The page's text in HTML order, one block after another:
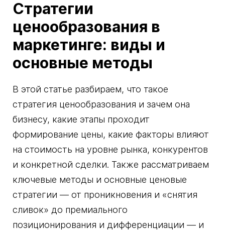
Стратегии
ценообразования в
маркетинге: виды и
основные методы
В этой статье разбираем, что такое
стратегия ценообразования и зачем она
бизнесу, какие этапы проходит
формирование цены, какие факторы влияют
на стоимость на уровне рынка, конкурентов
и конкретной сделки. Также рассматриваем
ключевые методы и основные ценовые
стратегии — от проникновения и «снятия
сливок» до премиального
позиционирования и дифференциации — и